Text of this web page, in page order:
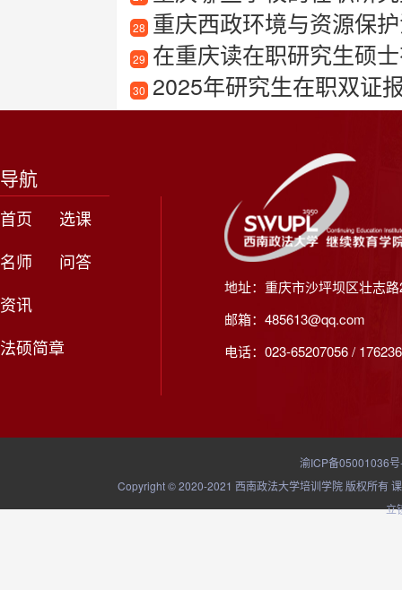
28 重庆西政环境与资源保
29 在重庆读在职研究生硕士
30 2025年研究生在职双证
导航
首页
选课
名师
问答
资讯
法硕简章
地址：重庆市沙坪坝区壮志
邮箱：485613@qq.com
电话：023-65207056 /
渝ICP备05001036
Copyright © 2020-2021 西南政法大学培训学院 版权所有
立